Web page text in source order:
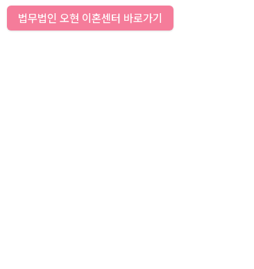
법무법인 오현 이혼센터 바로가기